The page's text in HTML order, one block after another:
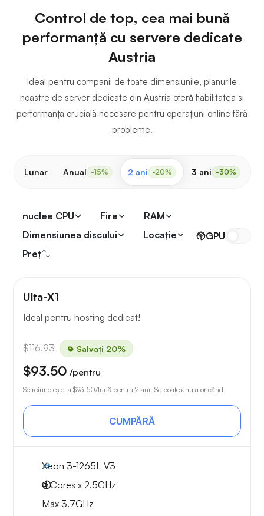
Control de top, cea mai bună
performanță cu servere dedicate
Austria
Ideal pentru companii de toate dimensiunile, planurile
noastre de server dedicate din Austria oferă fiabilitatea și
performanța crucială necesare pentru operațiuni online fără
probleme.
Lunar Anual -15% 2 ani -20% 3 ani -30%
nuclee CPU Fire
RAM
Dimensiunea discului
Locaţie
Preț
GPU
Ulta-X1
Ideal pentru hosting dedicat!
$116.93 Salvați 20%
$93.50 /pentru
Se reînnoiește la $93.50/lună pentru 2 ani. Se poate anula oricând.
CUMPĂRĂ
Xeon 3-1265L V3
4 Cores x 2.5GHz
Max 3.7GHz